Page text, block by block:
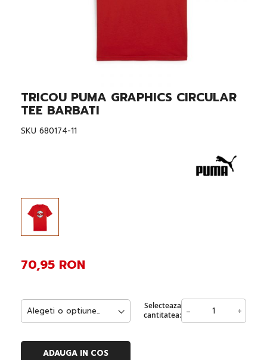
Skip
to
the
beginning
of
TRICOU PUMA GRAPHICS CIRCULAR
TEE BARBATI
SKU 680174-11
Selecteaza
cantitatea: - +
70,95 RON
ADAUGA IN COS